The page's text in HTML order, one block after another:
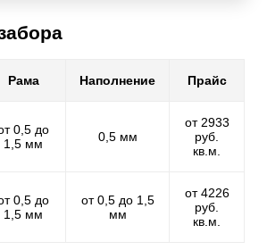
Рама Наполнение Прайс
0,5 до
1,5 мм
0,5 мм
от 2933
руб.
кв.м.
0,5 до
1,5 мм
от 0,5 до 1,5
мм
от 4226
руб.
кв.м.